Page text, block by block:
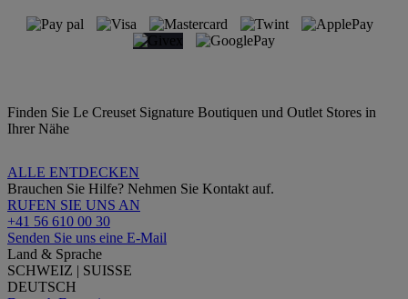
Finden Sie Le Creuset Signature Boutiquen und Outlet Stores in
Ihrer Nähe
ALLE ENTDECKEN
Brauchen Sie Hilfe? Nehmen Sie Kontakt auf.
RUFEN SIE UNS AN
+41 56 610 00 30
Senden Sie uns eine E-Mail
Land & Sprache
SCHWEIZ | SUISSE
DEUTSCH